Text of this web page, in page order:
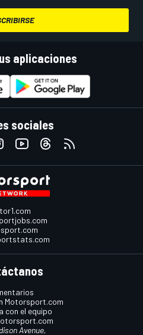
aplicaciones
sociales
Motorsport.com
con el equipo
Avenue,